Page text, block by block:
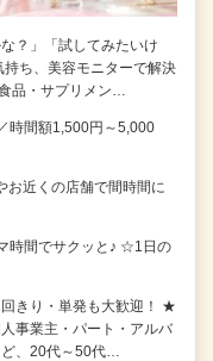
？」「試してみたいけ
ち、美容モニターで解決
品・サプリメン…
時間額1,500円～5,000
近くの店舗で間時間に
時間でサクッと♪ ☆1日の
きり・単発も大歓迎！ ★
事業主・パート・アルバ
、20代～50代…